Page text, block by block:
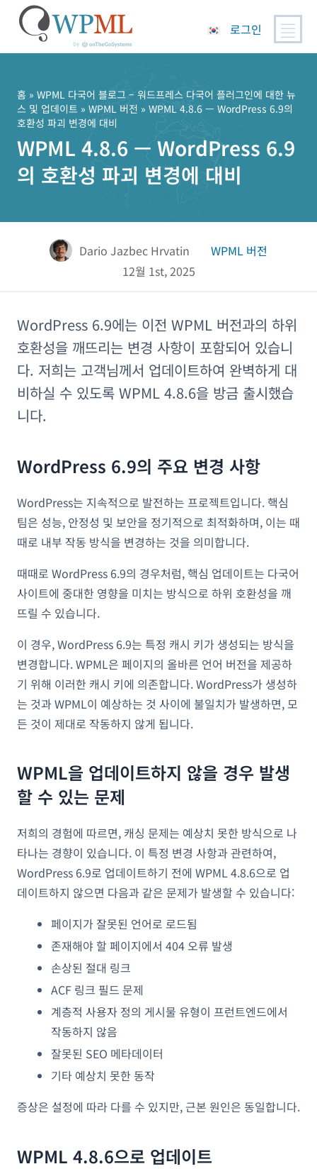
로그인
홈 » WPML 다국어 블로그 – 워드프레스 다국어 플러그인에 대한 뉴
스 및 업데이트 » WPML 버전 » WPML 4.8.6 — WordPress 6.9의
호환성 파괴 변경에 대비
WPML 4.8.6 — WordPress 6.9
의 호환성 파괴 변경에 대비
Dario Jazbec Hrvatin
WPML 버전
12월 1st, 2025
WordPress 6.9에는 이전 WPML 버전과의 하위
호환성을 깨뜨리는 변경 사항이 포함되어 있습니
다. 저희는 고객님께서 업데이트하여 완벽하게 대
비하실 수 있도록 WPML 4.8.6을 방금 출시했습
니다.
WordPress 6.9의 주요 변경 사항
WordPress는 지속적으로 발전하는 프로젝트입니다. 핵심
팀은 성능, 안정성 및 보안을 정기적으로 최적화하며, 이는 때
때로 내부 작동 방식을 변경하는 것을 의미합니다.
때때로 WordPress 6.9의 경우처럼, 핵심 업데이트는 다국어
사이트에 중대한 영향을 미치는 방식으로 하위 호환성을 깨
뜨릴 수 있습니다.
이 경우, WordPress 6.9는 특정 캐시 키가 생성되는 방식을
변경합니다. WPML은 페이지의 올바른 언어 버전을 제공하
기 위해 이러한 캐시 키에 의존합니다. WordPress가 생성하
는 것과 WPML이 예상하는 것 사이에 불일치가 발생하면, 모
든 것이 제대로 작동하지 않게 됩니다.
WPML을 업데이트하지 않을 경우 발생
할 수 있는 문제
저희의 경험에 따르면, 캐싱 문제는 예상치 못한 방식으로 나
타나는 경향이 있습니다. 이 특정 변경 사항과 관련하여,
WordPress 6.9로 업데이트하기 전에 WPML 4.8.6으로 업
데이트하지 않으면 다음과 같은 문제가 발생할 수 있습니다:
페이지가 잘못된 언어로 로드됨
존재해야 할 페이지에서 404 오류 발생
손상된 절대 링크
ACF 링크 필드 문제
계층적 사용자 정의 게시물 유형이 프런트엔드에서
작동하지 않음
잘못된 SEO 메타데이터
기타 예상치 못한 동작
증상은 설정에 따라 다를 수 있지만, 근본 원인은 동일합니다.
WPML 4.8.6으로 업데이트